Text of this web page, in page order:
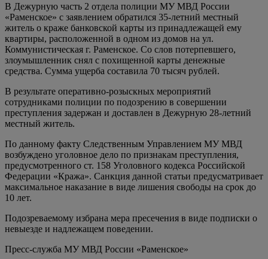
В Дежурную часть 2 отдела полиции МУ МВД России
«Раменское» с заявлением обратился 35-летний местный
житель о краже банковской карты из принадлежащей ему
квартиры, расположенной в одном из домов на ул.
Коммунистическая г. Раменское. Со слов потерпевшего,
злоумышленник снял с похищенной карты денежные
средства. Сумма ущерба составила 70 тысяч рублей.
В результате оперативно-розыскных мероприятий
сотрудниками полиции по подозрению в совершении
преступления задержан и доставлен в Дежурную 28-летний
местный житель.
По данному факту Следственным Управлением МУ МВД
возбуждено уголовное дело по признакам преступления,
предусмотренного ст. 158 Уголовного кодекса Российской
Федерации «Кража». Санкция данной статьи предусматривает
максимальное наказание в виде лишения свободы на срок до
10 лет.
Подозреваемому избрана мера пресечения в виде подписки о
невыезде и надлежащем поведении.
Пресс-служба МУ МВД России «Раменское»